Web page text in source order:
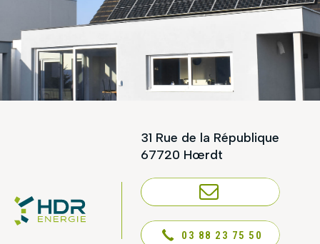
31 Rue de la République
67720 Hœrdt
NOUS CONTACTER
03 88 23 75 50